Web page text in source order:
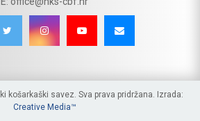
košarkaški savez. Sva prava pridržana. Izrada:
Creative Media™